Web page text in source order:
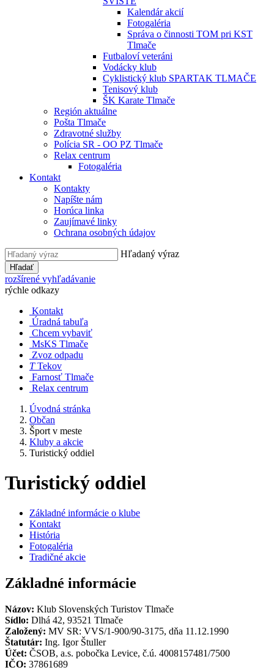
Kalendár akcií
Fotogaléria
Správa o činnosti TOM pri KST
Tlmače
Futbaloví veteráni
Vodácky klub
Cyklistický klub SPARTAK TLMAČE
Tenisový klub
ŠK Karate Tlmače
Región aktuálne
Pošta Tlmače
Zdravotné služby
Polícia SR - OO PZ Tlmače
Relax centrum
Fotogaléria
Kontakt
Kontakty
Napíšte nám
Horúca linka
Zaujímavé linky
Ochrana osobných údajov
Hľadaný výraz
Hľadať
rozšírené vyhľadávanie
rýchle odkazy
Kontakt
Úradná tabuľa
Chcem vybaviť
MsKS Tlmače
Zvoz odpadu
T Tekov
Farnosť Tlmače
Relax centrum
Úvodná stránka
Občan
Šport v meste
Kluby a akcie
Turistický oddiel
Turistický oddiel
Základné informácie o klube
Kontakt
História
Fotogaléria
Tradičné akcie
Základné informácie
Názov: Klub Slovenských Turistov Tlmače
Sídlo: Dlhá 42, 93521 Tlmače
Založený: MV SR: VVS/1-900/90-3175, dňa 11.12.1990
Štatutár: Ing. Igor Štuller
Účet: ČSOB, a.s. pobočka Levice, č.ú. 4008157481/7500
IČO: 37861689